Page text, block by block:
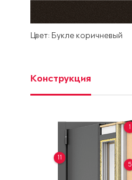
Цвет: Букле коричневый
Конструкция
1
5
11